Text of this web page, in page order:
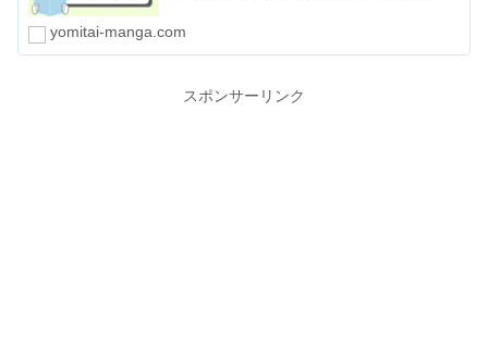
yomitai-manga.com
スポンサーリンク